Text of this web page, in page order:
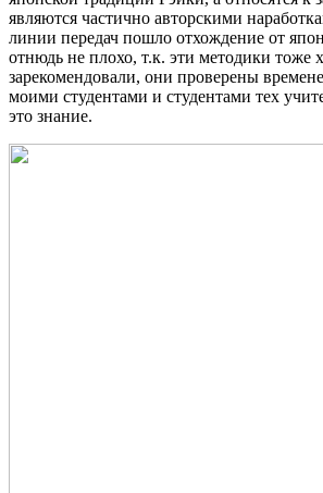
являются частично авторскими
линии передач пошло отхождение от
отнюдь не плохо, т.к. эти методики тоже
зарекомендовали, они проверены
моими студентами и студентами тех
это знание.